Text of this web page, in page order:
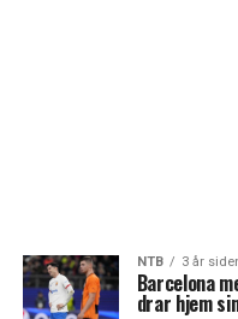
NTB 3 år
Barcelona
drar hjem